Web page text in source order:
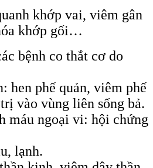
khớp vai, viêm gân
khớp gối…
bệnh co thắt cơ do
hen phế quản, viêm phế
vào vùng liên sống bả.
máu ngoại vi: hội chứng
lạnh.